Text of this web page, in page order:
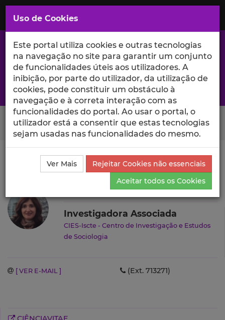
Saltar
para
Conteúdo
Principal
A excelência da investigação e ciência no Iscte
Search Button
Ciência_Iscte Autores Paula Ferreira
Projetos de
Investigação
Paula Ferreira
Investigadora Associada
CIES-Iscte - Centro de Investigação e Estudos
de Sociologia
[ VER E-MAIL ] (Ext. 713271)
Uso de Cookies
Este portal utiliza cookies e outras tecnologias
na navegação no site para garantir um conjunto
de funcionalidades úteis aos utilizadores. A
inibição, por parte do utilizador, da utilização de
cookies, pode constituir um obstáculo à
navegação e à correta interação com as
funcionalidades do portal. Ao usar o portal, o
utilizador está a consentir que estas tecnologias
sejam usadas nas funcionalidades do mesmo.
Ver Mais
Rejeitar Cookies não essenciais
Aceitar todos os Cookies